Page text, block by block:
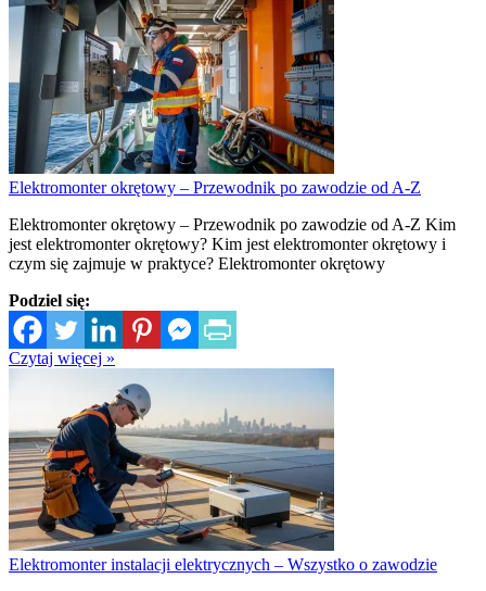
Elektromonter okrętowy – Przewodnik po zawodzie od A-Z
Elektromonter okrętowy – Przewodnik po zawodzie od A-Z Kim
jest elektromonter okrętowy? Kim jest elektromonter okrętowy i
czym się zajmuje w praktyce? Elektromonter okrętowy
Podziel się:
Czytaj więcej »
Elektromonter instalacji elektrycznych – Wszystko o zawodzie